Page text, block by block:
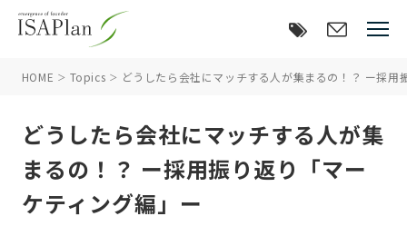
HOME Topics どうしたら会社にマッチする人が集まるの！？ ー採用
どうしたら会社にマッチする人が集
まるの！？ ー採用振り返り「マー
ケティング編」ー